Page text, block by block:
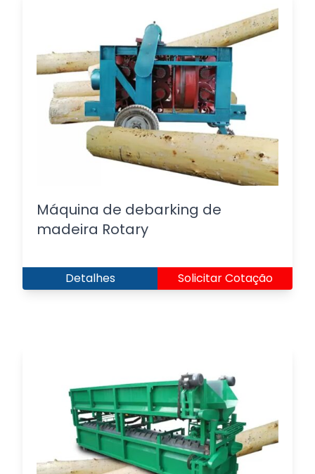
Máquina de debarking de
madeira Rotary
Detalhes Solicitar Cotação